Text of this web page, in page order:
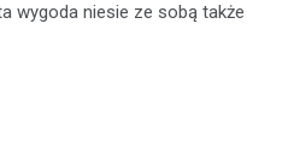
wygoda niesie ze sobą także